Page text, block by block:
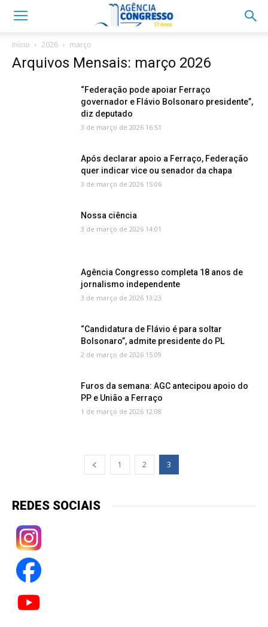
Início 2026 março
Arquivos Mensais: março 2026
“Federação pode apoiar Ferraço
governador e Flávio Bolsonaro presidente”,
diz deputado
3 de março de 2026 16:51
Após declarar apoio a Ferraço, Federação
quer indicar vice ou senador da chapa
3 de março de 2026 15:06
Nossa ciência
3 de março de 2026 14:01
Agência Congresso completa 18 anos de
jornalismo independente
3 de março de 2026 13:23
“Candidatura de Flávio é para soltar
Bolsonaro”, admite presidente do PL
2 de março de 2026 15:09
Furos da semana: AGC antecipou apoio do
PP e União a Ferraço
1 de março de 2026 12:08
1 2 3
REDES SOCIAIS